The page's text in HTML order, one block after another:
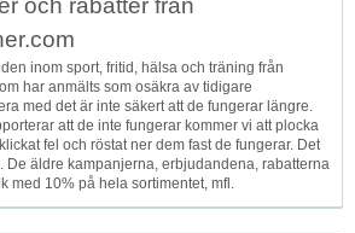
inom sport, fritid, hälsa och träning från
har anmälts som osäkra av tidigare
med det är inte säkert att de fungerar längre.
att de inte fungerar kommer vi att plocka
fel och röstat ner dem fast de fungerar. Det
De äldre kampanjerna, erbjudandena, rabatterna
med 10% på hela sortimentet, mfl.